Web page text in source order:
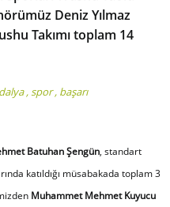
Deniz Yılmaz
Takımı toplam 14
,spor, başarı
Batuhan Şengün, standart
katıldığı müsabakada toplam 3
Muhammet Mehmet Kuyucu